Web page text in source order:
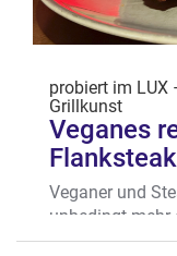
probiert im LUX
Grillkunst
Veganes
Flanksteak
Veganer und
unbedingt mehr
Team des